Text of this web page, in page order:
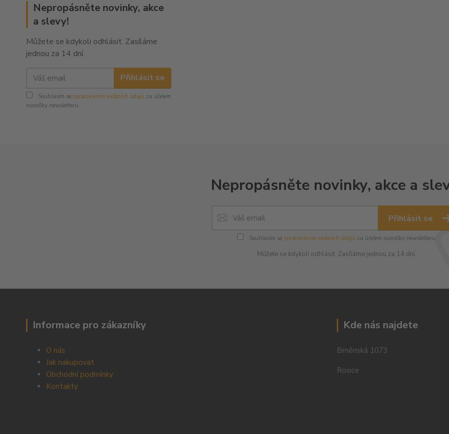
Nepropásněte novinky, akce
a slevy!
Můžete se kdykoli odhlásit. Zasíláme
jednou za 14 dní.
Přihlásit se
Souhlasím se zpracováním osobních údajů za účelem
rozesílky newsletteru.
Nepropásněte novinky, akce a
Přihlásit se
Souhlasím se zpracováním osobních údajůza účelem rozesílky newsletteru.
Můžete se kdykoli odhlásit. Zasíláme jednou za 14 dní.
Informace pro zákazníky
O nás
Jak nakupovat
Obchodní podmínky
Kontakty
Kde nás najdete
Brněnská 1073
Rosice